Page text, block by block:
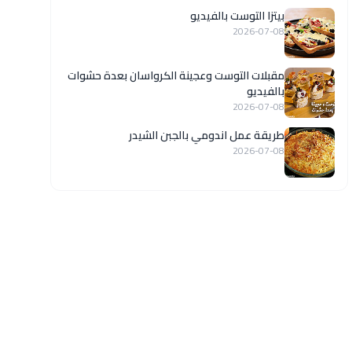
بيتزا التوست بالفيديو
2026-07-08
مقبلات التوست وعجينة الكرواسان بعدة حشوات
بالفيديو
2026-07-08
طريقة عمل اندومي بالجبن الشيدر
2026-07-08